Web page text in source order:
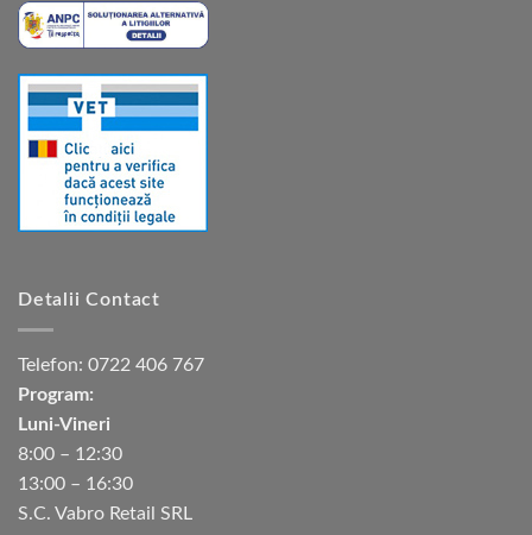
Detalii Contact
Telefon: 0722 406 767
Program:
Luni-Vineri
8:00 – 12:30
13:00 – 16:30
S.C. Vabro Retail SRL